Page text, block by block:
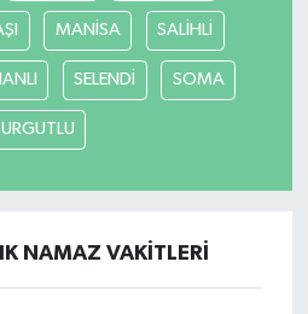
MANİSA SALİHLİ
SELENDİ SOMA
NAMAZ VAKITLERI